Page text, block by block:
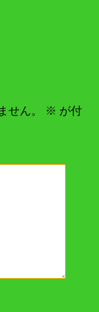
ん。 ※ が付